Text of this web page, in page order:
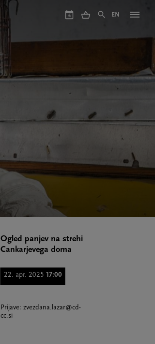
6 EN
Ogled panjev na strehi
Cankarjevega doma
22. apr. 2025 17:00
Prijave: zvezdana.lazar@cd-
cc.si